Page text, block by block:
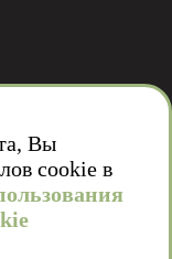
Вы
cookie в